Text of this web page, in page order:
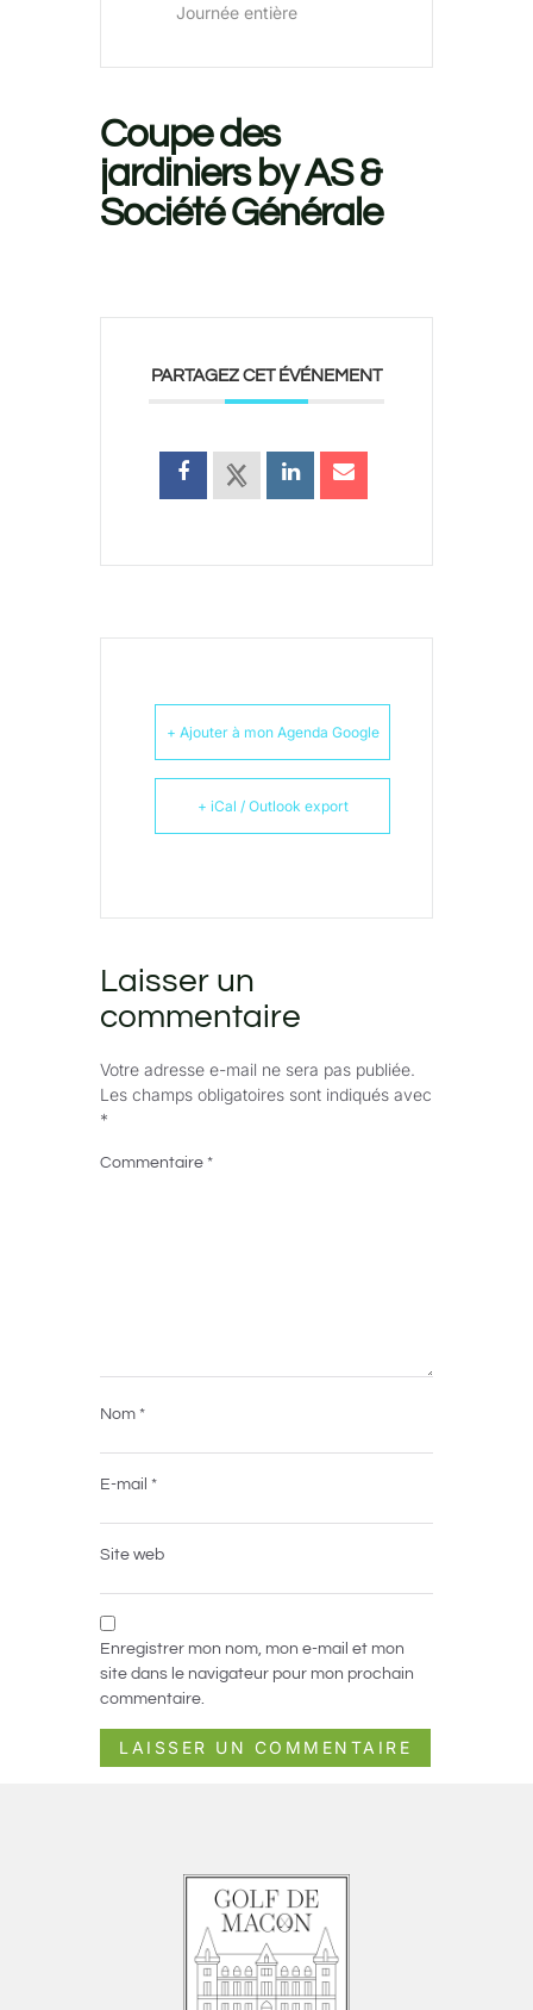
Journée entière
Coupe des
jardiniers by AS &
Société Générale
PARTAGEZ CET ÉVÉNEMENT
+ Ajouter à mon Agenda Google
+ iCal / Outlook export
Laisser un
commentaire
Votre adresse e-mail ne sera pas publiée.
Les champs obligatoires sont indiqués avec
*
Commentaire *
Nom *
E-mail *
Site web
Enregistrer mon nom, mon e-mail et mon
site dans le navigateur pour mon prochain
commentaire.